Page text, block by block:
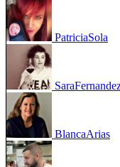
PatriciaSola
Sara
BlancaArias